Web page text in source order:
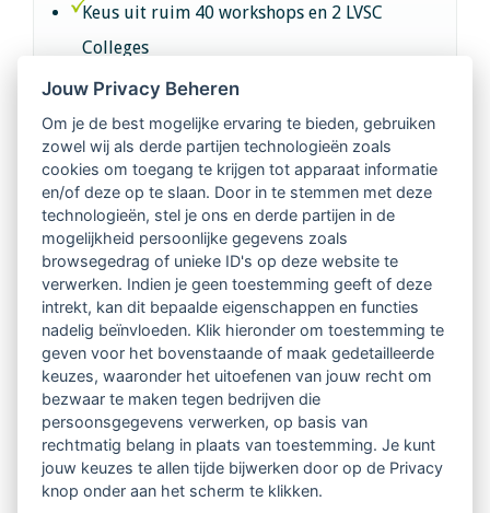
Keus uit ruim 40 workshops en 2 LVSC
Colleges
Intervisie met geregistreerde vakgenoten
Netwerk van 2100 professionals in 14
regio's
Vindbaar voor opdrachtgevers
Tijdschrift voor
Begeleidingskunde & kennisbank
Beroepsregistratie (LVSC keurmerk)
Lid worden van LVSC
Jouw Privacy Beheren
Om je de best mogelijke ervaring te bieden, gebruiken
zowel wij als derde partijen technologieën zoals
cookies om toegang te krijgen tot apparaat informatie
en/of deze op te slaan. Door in te stemmen met deze
technologieën, stel je ons en derde partijen in de
mogelijkheid persoonlijke gegevens zoals
browsegedrag of unieke ID's op deze website te
verwerken. Indien je geen toestemming geeft of deze
intrekt, kan dit bepaalde eigenschappen en functies
nadelig beïnvloeden. Klik hieronder om toestemming te
geven voor het bovenstaande of maak gedetailleerde
keuzes, waaronder het uitoefenen van jouw recht om
bezwaar te maken tegen bedrijven die
persoonsgegevens verwerken, op basis van
rechtmatig belang in plaats van toestemming. Je kunt
jouw keuzes te allen tijde bijwerken door op de Privacy
knop onder aan het scherm te klikken.